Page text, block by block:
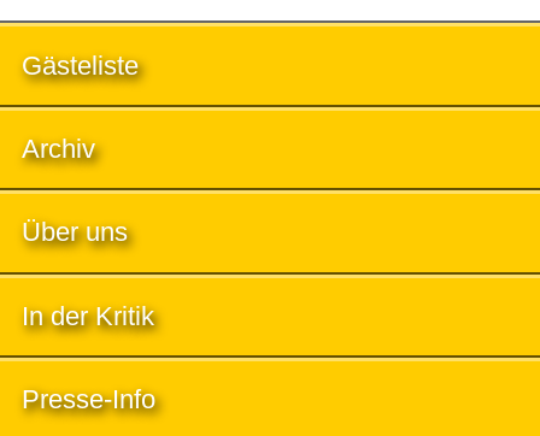
Gästeliste
Archiv
Über uns
In der Kritik
Presse-Info